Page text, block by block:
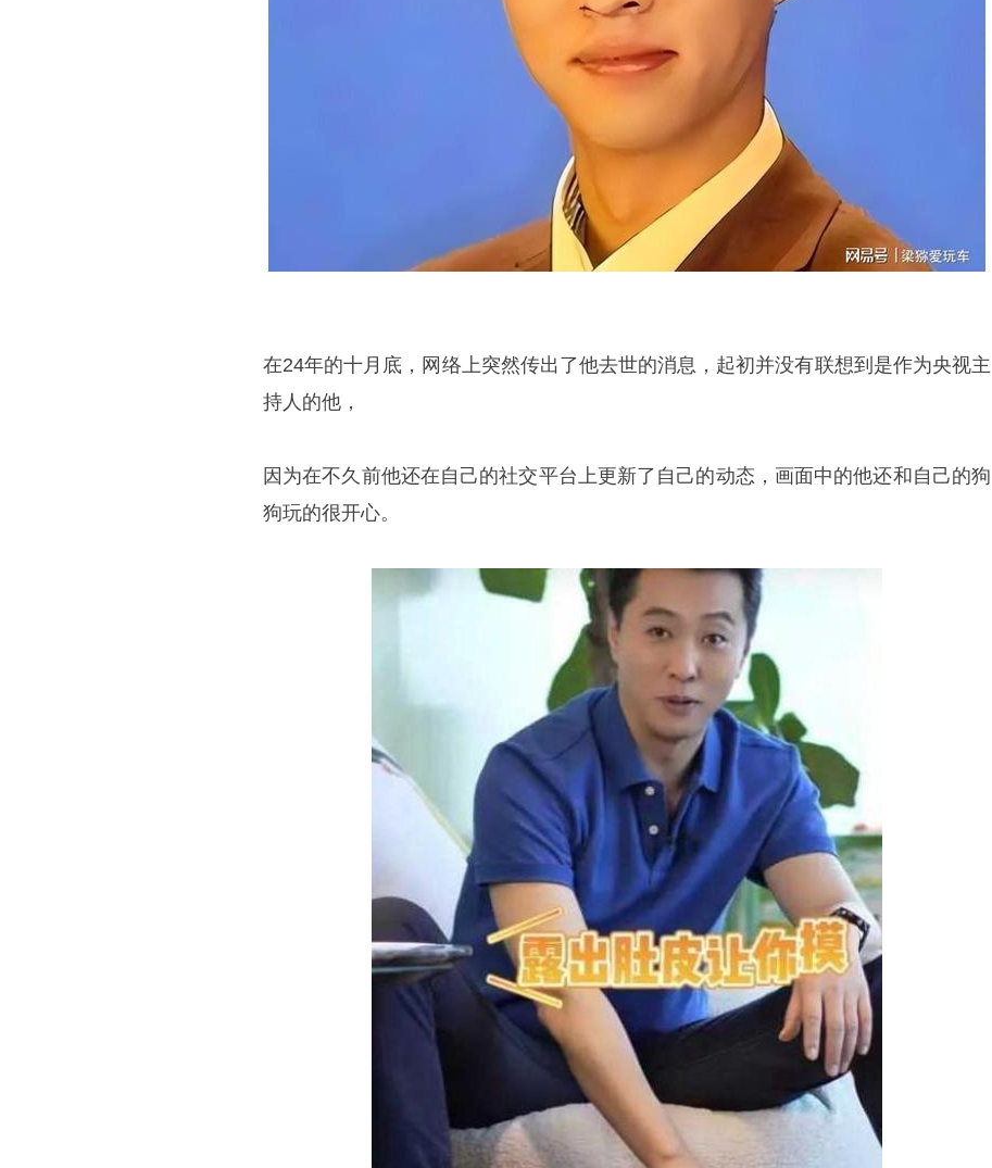
在24年的十月底，网络上突然传出了他去世的消息，起初并没有联想到是作为央视主
持人的他，
因为在不久前他还在自己的社交平台上更新了自己的动态，画面中的他还和自己的狗
狗玩的很开心。